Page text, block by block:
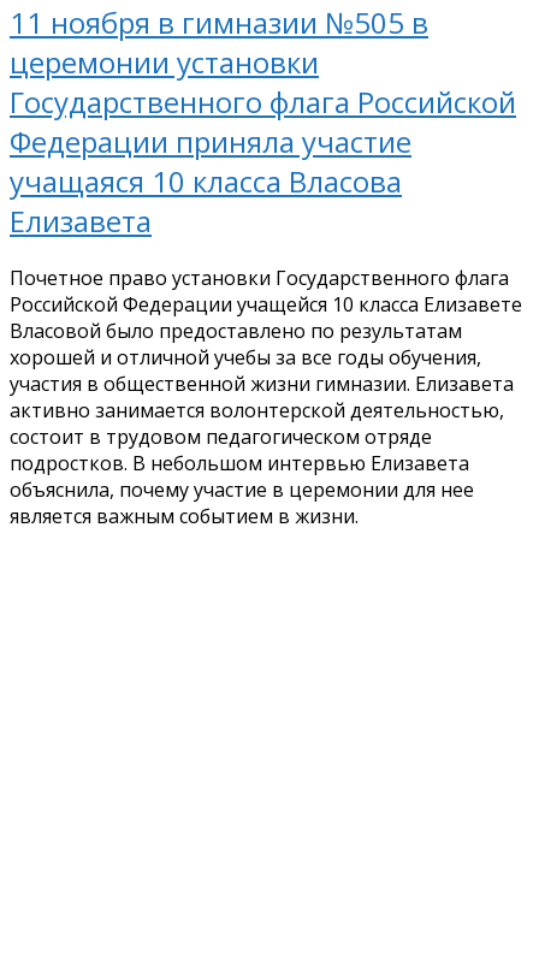
11 ноября в гимназии №505 в
церемонии установки
Государственного флага Российской
Федерации приняла участие
учащаяся 10 класса Власова
Елизавета
Почетное право установки Государственного флага
Российской Федерации учащейся 10 класса Елизавете
Власовой было предоставлено по результатам
хорошей и отличной учебы за все годы обучения,
участия в общественной жизни гимназии. Елизавета
активно занимается волонтерской деятельностью,
состоит в трудовом педагогическом отряде
подростков. В небольшом интервью Елизавета
объяснила, почему участие в церемонии для нее
является важным событием в жизни.